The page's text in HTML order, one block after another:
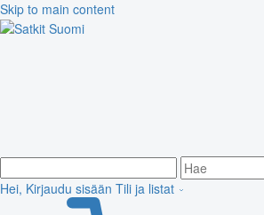
Skip to main content
Hei, Kirjaudu sisään Tili ja listat